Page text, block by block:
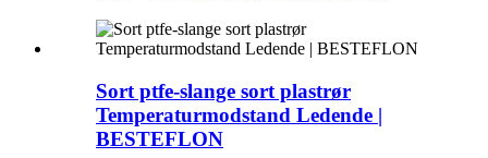
Sort ptfe-slange sort plastrør
Temperaturmodstand Ledende |
BESTEFLON